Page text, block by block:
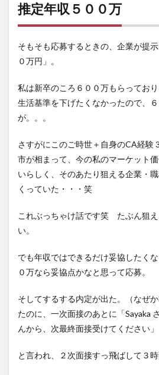
を提
示し
てく
言わ
れる
今あ
る内
況を
てく
れと
言わ
れる
6
素直
と・・・？
知人
に相
談す
8
でも似た
と経験し
推定年収５００万
そもそも応募するときの、企業が提
０万円」。
私は新卒のころ６００万もらってお
生活基準を下げたくなかったので、
が。。。
さすがにこのご時世＋自身のCA経験
市が相まって、今の私のマーケット
いらしく、そのあたり狙える企業・
くっていた・・・笑
これぶっちゃけ話です笑 たぶん狙
い。
でも年収ではできるだけ妥協したく
０万なら妥協点かなと思って応募。
そしてするする内定が出た。（なぜ
たのに、一次面接のあとに「Sayaka
んから、次最終面接受けてください」
と言われ、２次面接すっ飛ばして３